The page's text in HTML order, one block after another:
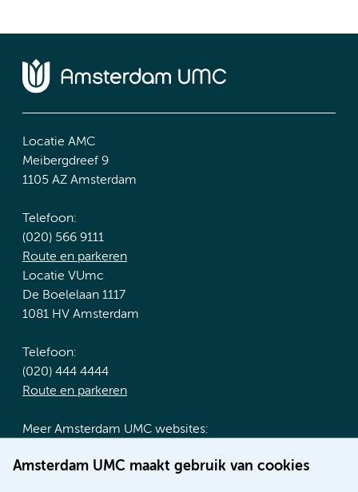
Amsterdam UMC maakt gebruik van cookies
Locatie AMC
Meibergdreef 9
1105 AZ Amsterdam
Telefoon:
(020) 566 9111
Route en parkeren
Locatie VUmc
De Boelelaan 1117
1081 HV Amsterdam
Telefoon:
(020) 444 4444
Route en parkeren
Meer Amsterdam UMC websites:
Werken bij Amsterdam UMC